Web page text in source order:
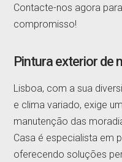
Contacte-nos agora
compromisso!
Pintura exterior de
Lisboa, com a sua
e clima variado, exige
manutenção das
Casa é especialista em
oferecendo soluções